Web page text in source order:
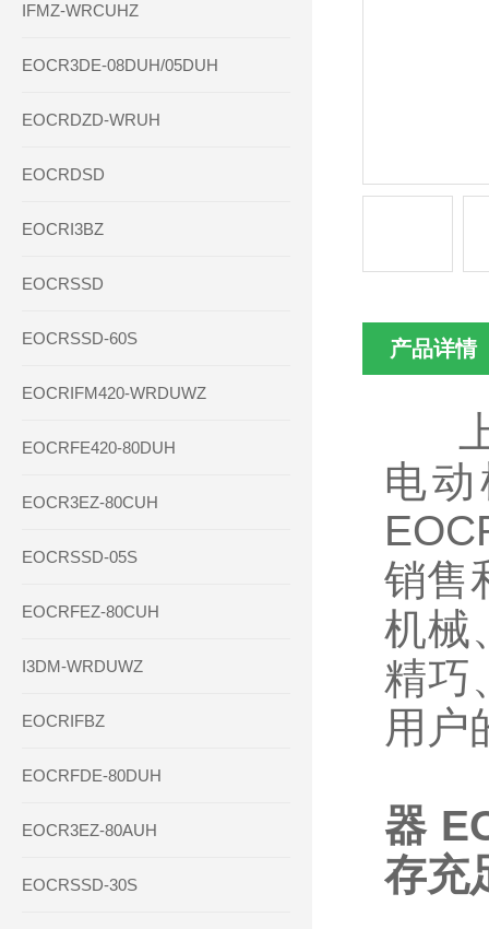
IFMZ-WRCUHZ
EOCR3DE-08DUH/05DUH
EOCRDZD-WRUH
EOCRDSD
EOCRI3BZ
EOCRSSD
EOCRSSD-60S
EOCRIFM420-WRDUWZ
EOCRFE420-80DUH
EOCR3EZ-80CUH
EOCRSSD-05S
EOCRFEZ-80CUH
I3DM-WRDUWZ
EOCRIFBZ
EOCRFDE-80DUH
EOCR3EZ-80AUH
EOCRSSD-30S
产品详情
上
电
销售
机械
精巧
用户
器
存充